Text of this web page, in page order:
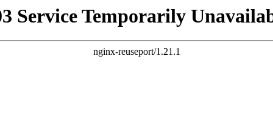
Service Temporarily
nginx-reuseport/1.21.1